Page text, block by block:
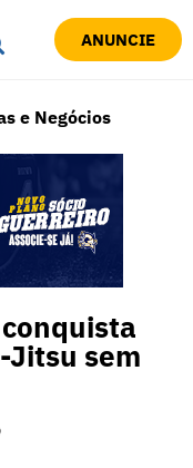
ANUNCIE
e Negócios
sem